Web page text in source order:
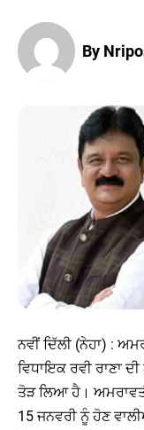
By
ਨਵੀਂ ਦਿੱਲੀ (ਨੇਹਾ) :
ਵਿਧਾਇਕ ਰਵੀ ਰਾਣਾ
ਤੋੜ ਲਿਆ ਹੈ।
15 ਜਨਵਰੀ ਨੂੰ ਹੋਣ